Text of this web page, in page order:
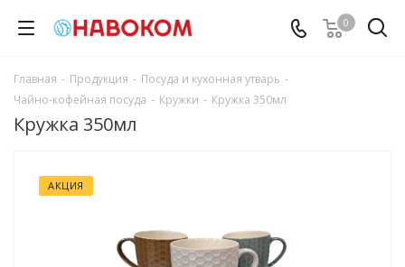
0
Главная - Продукция - Посуда и кухонная утварь -
Чайно-кофейная посуда - Кружки - Кружка 350мл
Кружка 350мл
АКЦИЯ